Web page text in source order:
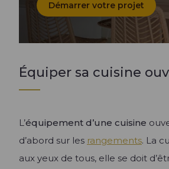
Démarrer votre projet
Équiper sa cuisine
L’équipement d’une cuisine
d’abord sur les rangements. La
aux yeux de tous, elle se doit